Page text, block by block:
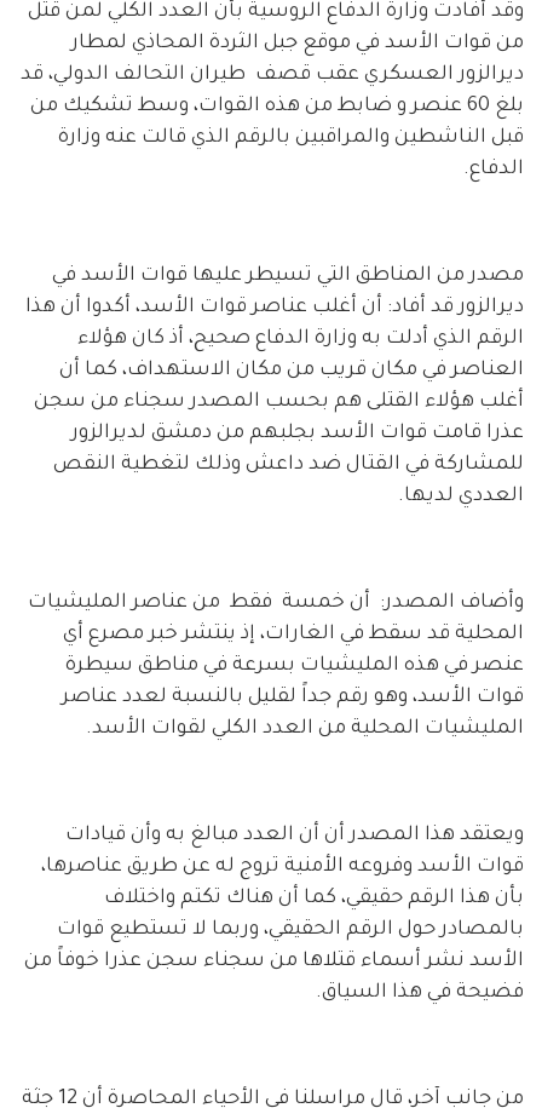
وقد أفادت وزارة الدفاع الروسية بأن العدد الكلي لمن قتل
من قوات الأسد في موقع جبل الثردة المحاذي لمطار
ديرالزور العسكري عقب قصف طيران التحالف الدولي، قد
بلغ 60 عنصر و ضابط من هذه القوات، وسط تشكيك من
قبل الناشطين والمراقبين بالرقم الذي قالت عنه وزارة
الدفاع.
مصدر من المناطق التي تسيطر عليها قوات الأسد في
ديرالزور قد أفاد: أن أغلب عناصر قوات الأسد، أكدوا أن هذا
الرقم الذي أدلت به وزارة الدفاع صحيح، أذ كان هؤلاء
العناصر في مكان قريب من مكان الاستهداف، كما أن
أغلب هؤلاء القتلى هم بحسب المصدر سجناء من سجن
عذرا قامت قوات الأسد بجلبهم من دمشق لديرالزور
للمشاركة في القتال ضد داعش وذلك لتغطية النقص
العددي لديها.
وأضاف المصدر: أن خمسة فقط من عناصر المليشيات
المحلية قد سقط في الغارات، إذ ينتشر خبر مصرع أي
عنصر في هذه المليشيات بسرعة في مناطق سيطرة
قوات الأسد، وهو رقم جداً لقليل بالنسبة لعدد عناصر
المليشيات المحلية من العدد الكلي لقوات الأسد.
ويعتقد هذا المصدر أن أن العدد مبالغ به وأن قيادات
قوات الأسد وفروعه الأمنية تروج له عن طريق عناصرها،
بأن هذا الرقم حقيقي، كما أن هناك تكتم واختلاف
بالمصادر حول الرقم الحقيقي، وربما لا تستطيع قوات
الأسد نشر أسماء قتلاها من سجناء سجن عذرا خوفاً من
فضيحة في هذا السياق.
من جانب آخر، قال مراسلنا في الأحياء المحاصرة أن 12 جثة